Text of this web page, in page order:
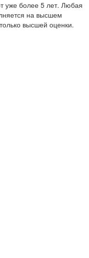
уже более 5 лет. Любая
на высшем
высшей оценки.